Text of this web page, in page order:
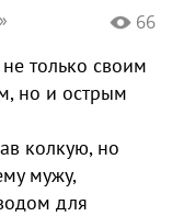
66
только своим
но и острым
колкую, но
мужу,
для